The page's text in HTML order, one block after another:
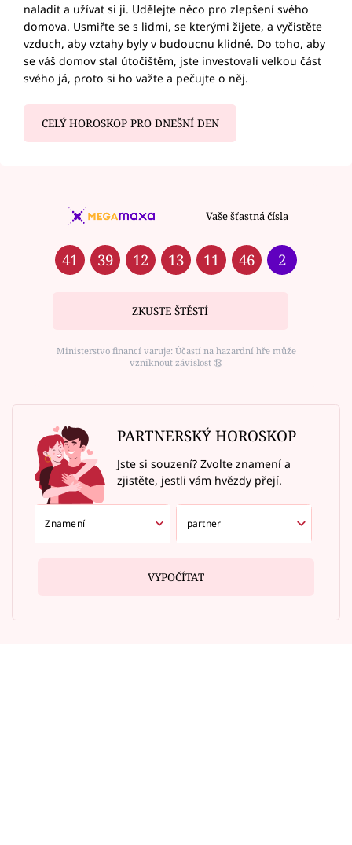
naladit a užívat si ji. Udělejte něco pro zlepšení svého
domova. Usmiřte se s lidmi, se kterými žijete, a vyčistěte
vzduch, aby vztahy byly v budoucnu klidné. Do toho, aby
se váš domov stal útočištěm, jste investovali velkou část
svého já, proto si ho važte a pečujte o něj.
CELÝ HOROSKOP PRO DNEŠNÍ DEN
Vaše šťastná čísla
41 39 12 13 11 46 2
ZKUSTE ŠTĚSTÍ
Ministerstvo financí varuje: Účastí na hazardní hře může
vzniknout závislost ⑱
PARTNERSKÝ HOROSKOP
Jste si souzení? Zvolte znamení a
zjistěte, jestli vám hvězdy přejí.
VYPOČÍTAT